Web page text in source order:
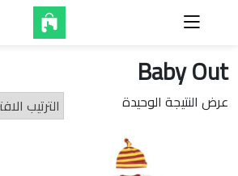
Baby Out
عرض النتيجة الوحيدة